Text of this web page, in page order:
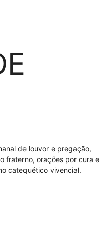
de louvor e pregação,
fraterno, orações por cura e
catequético vivencial.